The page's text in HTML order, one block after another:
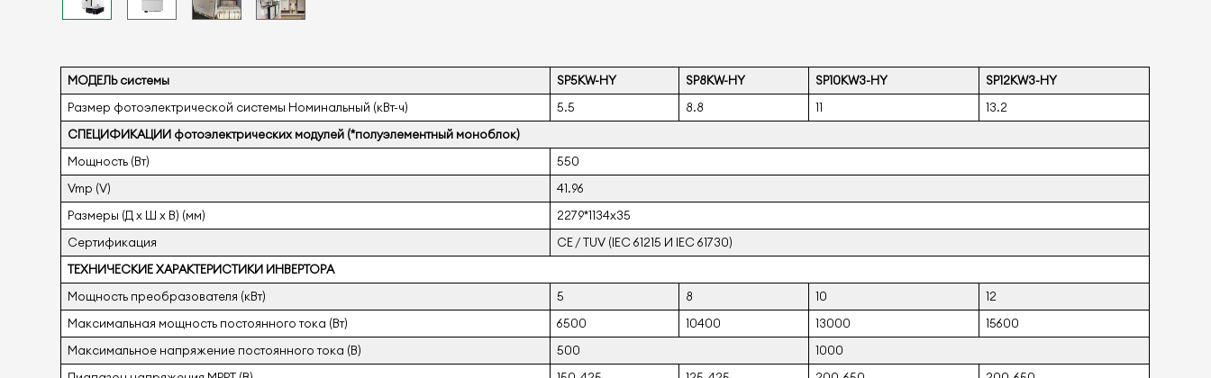
МОДЕЛЬ системы SP5KW-HY SP8KW-HY SP10KW3-HY
SP12KW3-HY
Размер фотоэлектрической системы Номинальный (кВт-ч)
5.5 8.8 11
13.2
СПЕЦИФИКАЦИИ фотоэлектрических модулей (*полуэлементный моноблок)
Мощность (Вт)
550
Vmp (V)
41.96
Размеры (Д х Ш х В) (мм)
2279*1134x35
Сертификация
CE / TUV (IEC 61215 И IEC 61730)
ТЕХНИЧЕСКИЕ ХАРАКТЕРИСТИКИ ИНВЕРТОРА
Мощность преобразователя (кВт)
5 8 10
12
Максимальная мощность постоянного тока (Вт)
6500 10400 13000
15600
Максимальное напряжение постоянного тока (В)
500
1000